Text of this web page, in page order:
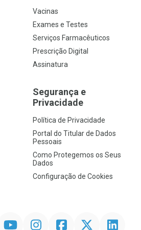
Vacinas
Exames e Testes
Serviços Farmacêuticos
Prescrição Digital
Assinatura
Segurança e
Privacidade
Política de Privacidade
Portal do Titular de Dados
Pessoais
Como Protegemos os Seus
Dados
Configuração de Cookies
InstagramFacebookTwitter Linkedin